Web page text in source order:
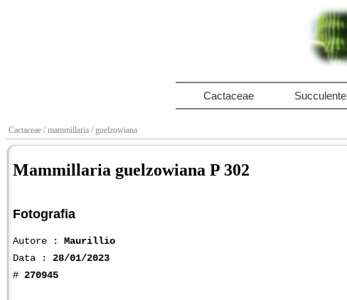
Cactaceae Succulente
Cactaceae / mammillaria / guelzowiana
Mammillaria guelzowiana P 302
Fotografia
Autore : Maurillio
Data : 28/01/2023
# 270945